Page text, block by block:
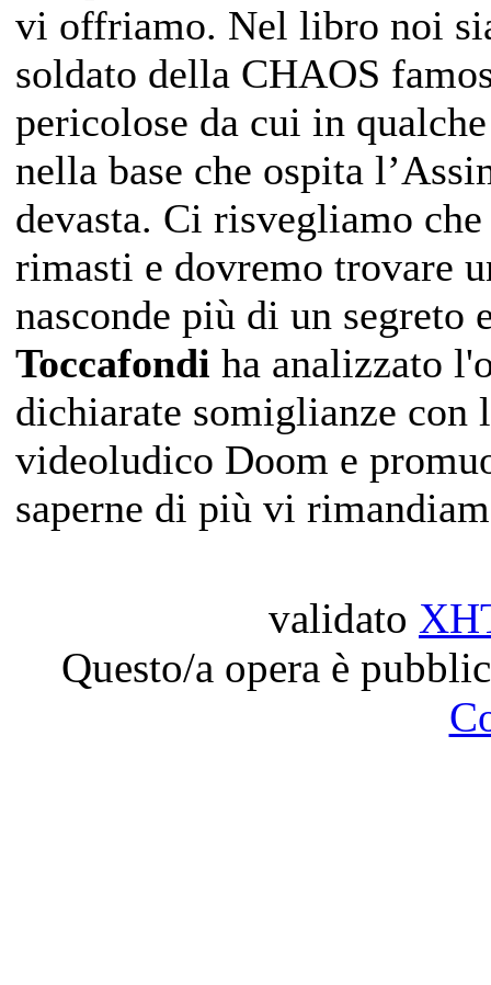
vi offriamo. Nel libro noi
soldato della CHAOS
pericolose da cui in
nella base che ospita
devasta. Ci risvegliamo
rimasti e dovremo trovare
nasconde più di un segreto
Toccafondi ha analizzato
dichiarate somiglianze con
videoludico Doom e
saperne di più vi
validato
Questo/a opera è